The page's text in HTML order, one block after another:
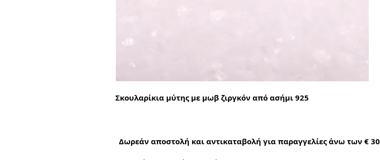
Σκουλαρίκια μύτης με μωβ ζιργκόν από ασήμι 925
Δωρεάν αποστολή και αντικαταβολή για παραγγελίες άνω των € 30